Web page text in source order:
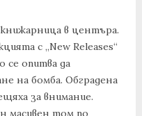
в центъра.
с „New Releases“
се опитва да
на бомба. Обградена
за внимание.
масивен том по